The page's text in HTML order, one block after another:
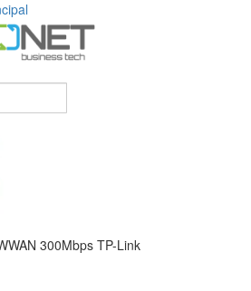
300Mbps TP-Link